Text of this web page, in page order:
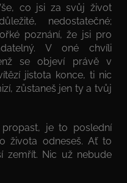
co jsi za svůj život
nedostatečné;
poznání, že jsi pro
V oné chvíli
se objeví právě v
jistota konce, ti nic
zůstaneš jen ty a tvůj
je to poslední
života odneseš. Ať to
zemřít. Nic už nebude